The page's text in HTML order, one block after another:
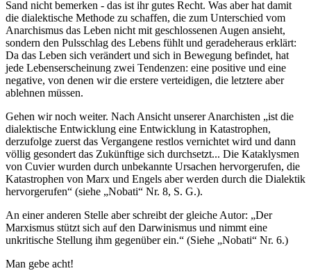
Sand nicht bemerken - das ist ihr gutes Recht. Was aber hat damit
die dialektische Methode zu schaffen, die zum Unterschied vom
Anarchismus das Leben nicht mit geschlossenen Augen ansieht,
sondern den Pulsschlag des Lebens fühlt und geradeheraus erklärt:
Da das Leben sich verändert und sich in Bewegung befindet, hat
jede Lebenserscheinung zwei Tendenzen: eine positive und eine
negative, von denen wir die erstere verteidigen, die letztere aber
ablehnen müssen.
Gehen wir noch weiter. Nach Ansicht unserer Anarchisten „ist die
dialektische Entwicklung eine Entwicklung in Katastrophen,
derzufolge zuerst das Vergangene restlos vernichtet wird und dann
völlig gesondert das Zukünftige sich durchsetzt... Die Kataklysmen
von Cuvier wurden durch unbekannte Ursachen hervorgerufen, die
Katastrophen von Marx und Engels aber werden durch die Dialektik
hervorgerufen“ (siehe „Nobati“ Nr. 8, S. G.).
An einer anderen Stelle aber schreibt der gleiche Autor: „Der
Marxismus stützt sich auf den Darwinismus und nimmt eine
unkritische Stellung ihm gegenüber ein.“ (Siehe „Nobati“ Nr. 6.)
Man gebe acht!